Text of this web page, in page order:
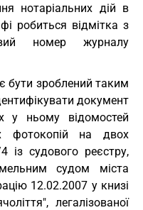
нотаріальних дій в
робиться відмітка з
номер журналу
бути зроблений таким
документ
у ньому відомостей
фотокопій на двох
із судового реєстру,
судом міста
12.02.2007 у книзі
легалізованої